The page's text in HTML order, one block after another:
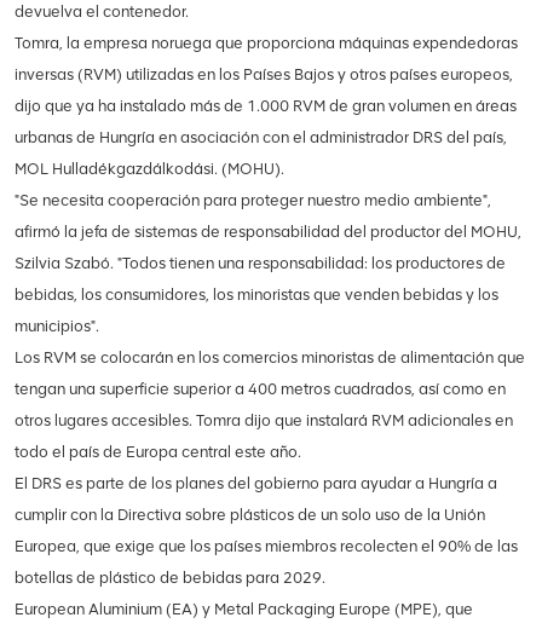
devuelva el contenedor.
Tomra, la empresa noruega que proporciona máquinas expendedoras
inversas (RVM) utilizadas en los Países Bajos y otros países europeos,
dijo que ya ha instalado más de 1.000 RVM de gran volumen en áreas
urbanas de Hungría en asociación con el administrador DRS del país,
MOL Hulladékgazdálkodási. (MOHU).
"Se necesita cooperación para proteger nuestro medio ambiente",
afirmó la jefa de sistemas de responsabilidad del productor del MOHU,
Szilvia Szabó. "Todos tienen una responsabilidad: los productores de
bebidas, los consumidores, los minoristas que venden bebidas y los
municipios".
Los RVM se colocarán en los comercios minoristas de alimentación que
tengan una superficie superior a 400 metros cuadrados, así como en
otros lugares accesibles. Tomra dijo que instalará RVM adicionales en
todo el país de Europa central este año.
El DRS es parte de los planes del gobierno para ayudar a Hungría a
cumplir con la Directiva sobre plásticos de un solo uso de la Unión
Europea, que exige que los países miembros recolecten el 90% de las
botellas de plástico de bebidas para 2029.
European Aluminium (EA) y Metal Packaging Europe (MPE), que